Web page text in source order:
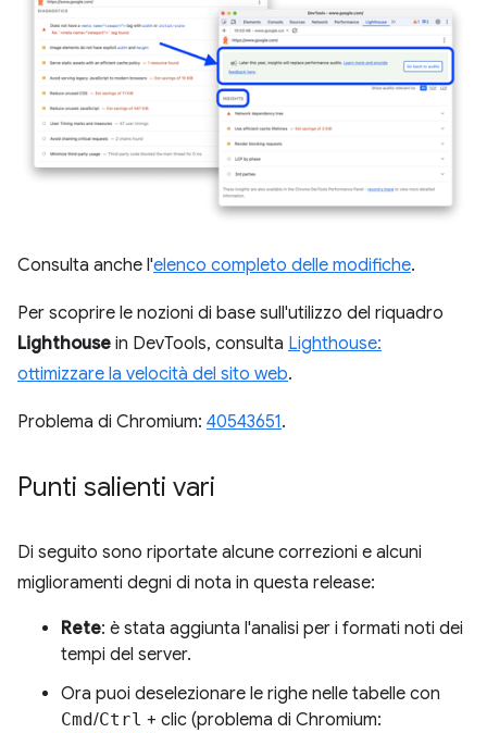
Consulta anche l'elenco completo delle modifiche.
Per scoprire le nozioni di base sull'utilizzo del riquadro
Lighthouse in DevTools, consulta Lighthouse:
ottimizzare la velocità del sito web.
Problema di Chromium: 40543651.
Punti salienti vari
Di seguito sono riportate alcune correzioni e alcuni
miglioramenti degni di nota in questa release:
Rete: è stata aggiunta l'analisi per i formati noti dei
tempi del server.
Ora puoi deselezionare le righe nelle tabelle con
Cmd/Ctrl + clic (problema di Chromium: